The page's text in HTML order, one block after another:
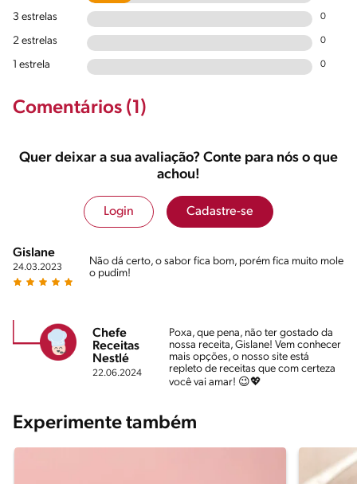
3 estrelas 0
2 estrelas 0
1 estrela 0
Comentários (1)
Quer deixar a sua avaliação? Conte para nós o que
achou!
Login Cadastre-se
Gislane
24.03.2023
Não dá certo, o sabor fica bom, porém fica muito mole
o pudim!
Chefe
Receitas
Nestlé
22.06.2024
Poxa, que pena, não ter gostado da
nossa receita, Gislane! Vem conhecer
mais opções, o nosso site está
repleto de receitas que com certeza
você vai amar! 😉💖
Experimente também